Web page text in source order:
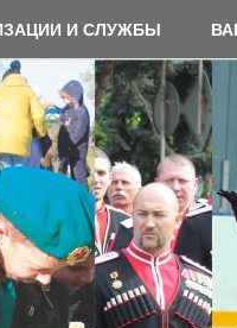
И СЛУЖБЫ